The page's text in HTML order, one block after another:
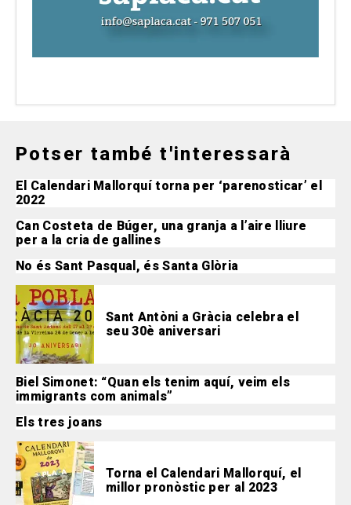
Potser també t'interessarà
El Calendari Mallorquí torna per ‘parenosticar’ el
2022
Can Costeta de Búger, una granja a l’aire lliure
per a la cria de gallines
No és Sant Pasqual, és Santa Glòria
Sant Antòni a Gràcia celebra el
seu 30è aniversari
Biel Simonet: “Quan els tenim aquí, veim els
immigrants com animals”
Els tres joans
Torna el Calendari Mallorquí, el
millor pronòstic per al 2023